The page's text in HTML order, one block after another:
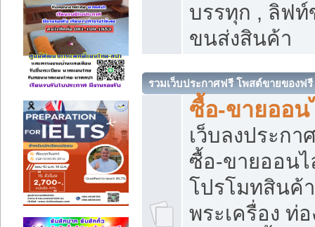
บรรทุก , ลิฟ
ขนส่งสินค้า
รวมเว็บประกาศฟรี โพสต์ขายของฟรี
ซื้อ-ขายออน
เว็บลงประก
ซื้อ-ขายออน
โปรโมทสินค้
พระเครื่อง ท่อ